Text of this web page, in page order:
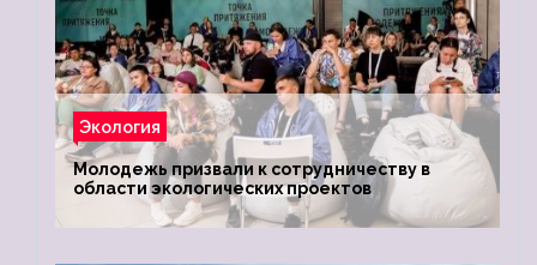
Экология
Молодежь призвали к сотрудничеству в
области экологических проектов